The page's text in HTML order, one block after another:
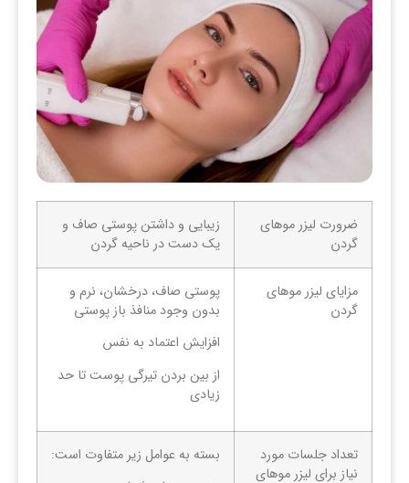
ضرورت لیزر موهای
گردن
زیبایی و داشتن پوستی صاف و
یک دست در ناحیه گردن
مزایای لیزر موهای
گردن
پوستی صاف، درخشان، نرم و
بدون وجود منافذ باز پوستی
افزایش اعتماد به نفس
از بین بردن تیرگی پوست تا حد
زیادی
تعداد جلسات مورد
نیاز برای لیزر موهای
بسته به عوامل زیر متفاوت است: